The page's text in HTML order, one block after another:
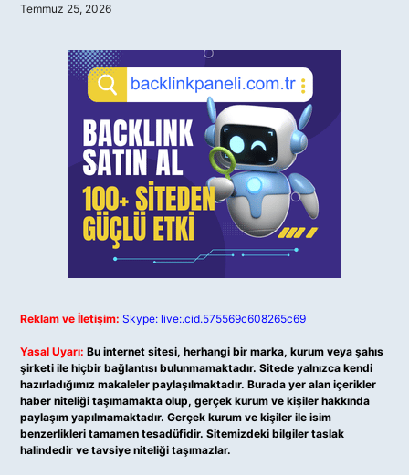
Temmuz 25, 2026
Reklam ve İletişim: Skype: live:.cid.575569c608265c69
Yasal Uyarı: Bu internet sitesi, herhangi bir marka, kurum veya şahıs
şirketi ile hiçbir bağlantısı bulunmamaktadır. Sitede yalnızca kendi
hazırladığımız makaleler paylaşılmaktadır. Burada yer alan içerikler
haber niteliği taşımamakta olup, gerçek kurum ve kişiler hakkında
paylaşım yapılmamaktadır. Gerçek kurum ve kişiler ile isim
benzerlikleri tamamen tesadüfidir. Sitemizdeki bilgiler taslak
halindedir ve tavsiye niteliği taşımazlar.